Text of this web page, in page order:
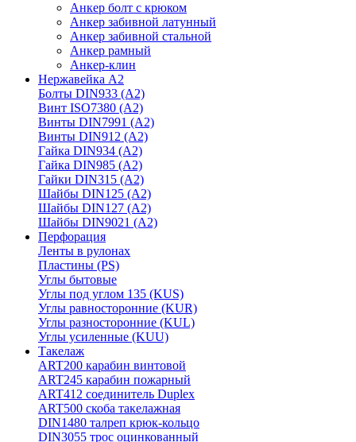
Анкер болт с крюком
Анкер забивной латунный
Анкер забивной стальной
Анкер рамный
Анкер-клин
Нержавейка А2
Болты DIN933 (A2)
Винт ISO7380 (A2)
Винты DIN7991 (A2)
Винты DIN912 (A2)
Гайка DIN934 (A2)
Гайка DIN985 (A2)
Гайки DIN315 (A2)
Шайбы DIN125 (A2)
Шайбы DIN127 (A2)
Шайбы DIN9021 (A2)
Перфорация
Ленты в рулонах
Пластины (PS)
Углы бытовые
Углы под углом 135 (KUS)
Углы равносторонние (KUR)
Углы разносторонние (KUL)
Углы усиленные (KUU)
Такелаж
ART200 карабин винтовой
ART245 карабин пожарный
ART412 соединитель Duplex
ART500 скоба такелажная
DIN1480 талреп крюк-кольцо
DIN3055 трос оцинкованный